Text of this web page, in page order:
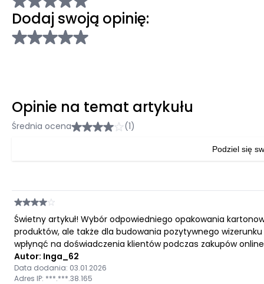
Dodaj swoją opinię:
Opinie na temat artykułu
Średnia ocena (1)
Podziel się
Świetny artykuł! Wybór odpowiedniego opakowania
produktów, ale także dla budowania pozytywnego
wpłynąć na doświadczenia klientów podczas zakupów
Autor: Inga_62
Data dodania: 03.01.2026
Adres IP: ***.***.38.165